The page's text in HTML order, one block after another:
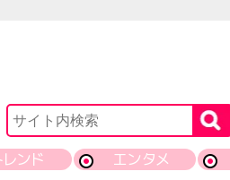
レンド エンタメ